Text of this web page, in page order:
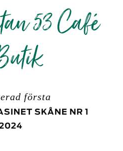
53 Café
första
SKÅNE NR 1